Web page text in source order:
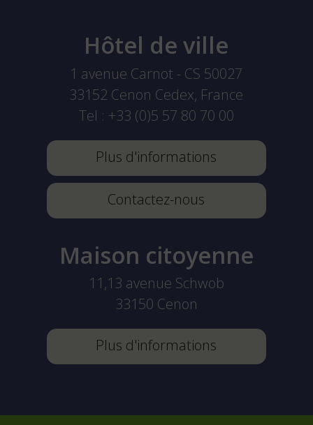
Hôtel de ville
1 avenue Carnot - CS 50027
33152 Cenon Cedex, France
Tel : +33 (0)5 57 80 70 00
Plus d'informations
Contactez-nous
Maison citoyenne
11,13 avenue Schwob
33150 Cenon
Plus d'informations